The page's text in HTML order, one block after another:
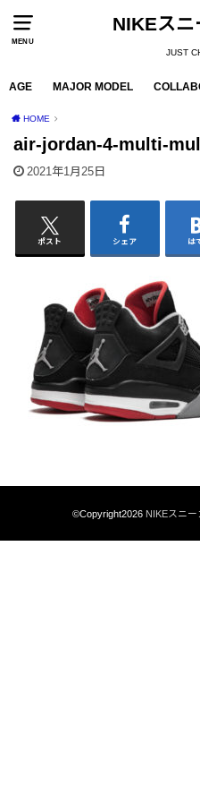
MENU
NIKEスニ
JUST
AGE MAJOR MODEL
HOME
air-jordan-4-multi-
2021年1月25日
ポスト シェア は
©Copyright2026 NIKEスニ